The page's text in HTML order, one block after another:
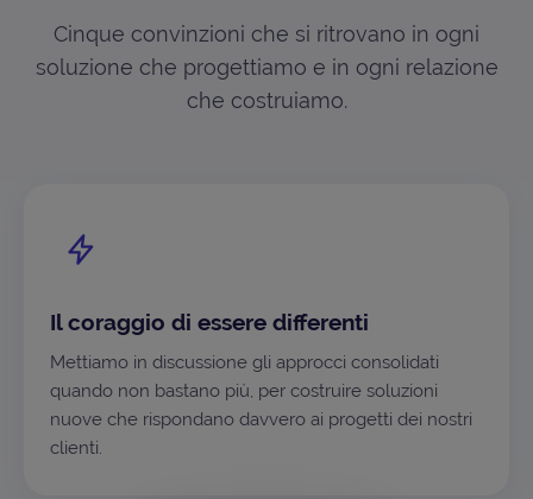
Cinque convinzioni che si ritrovano in ogni
soluzione che progettiamo e in ogni relazione
che costruiamo.
Il coraggio di essere differenti
Mettiamo in discussione gli approcci consolidati
quando non bastano più, per costruire soluzioni
nuove che rispondano davvero ai progetti dei nostri
clienti.